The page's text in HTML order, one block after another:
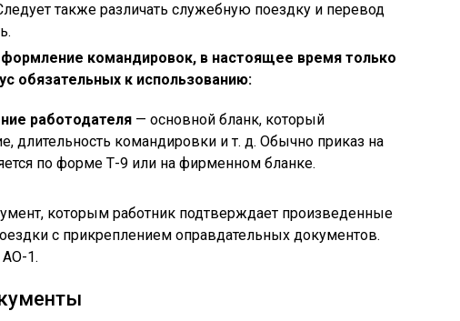
также различать служебную поездку и перевод
командировок, в настоящее время только
обязательных к использованию:
работодателя — основной бланк, который
длительность командировки и т. д. Обычно приказ на
по форме Т-9 или на фирменном бланке.
которым работник подтверждает произведенные
с прикреплением оправдательных документов.
АО-1.